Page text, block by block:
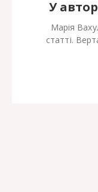
У
Марія
статті.